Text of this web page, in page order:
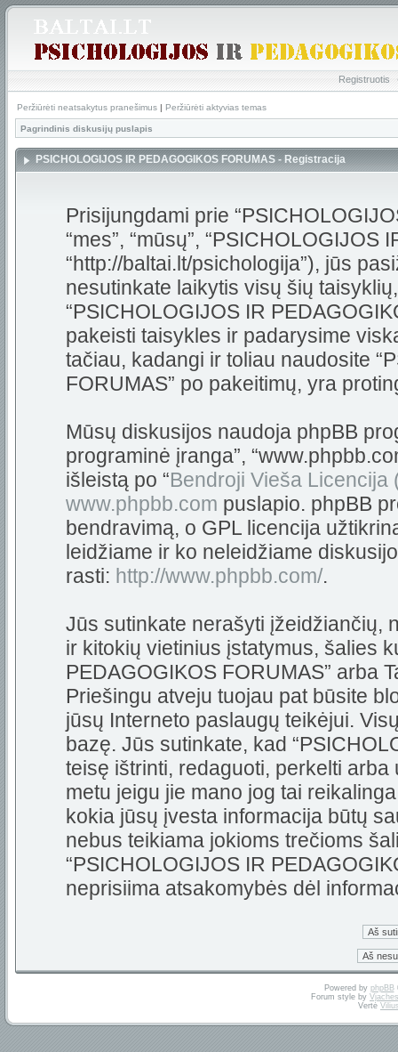
Registruotis
Peržiūrėti neatsakytus pranešimus | Peržiūrėti aktyvias temas
Pagrindinis diskusijų puslapis
PSICHOLOGIJOS IR PEDAGOGIKOS FORUMAS - Registracija
Prisijungdami prie
“mes”, “mūsų”, “PSICHOLOGIJOS
“http://baltai.lt/psichologija”), jūs
nesutinkate laikytis visų šių
“PSICHOLOGIJOS IR
pakeisti taisykles ir padarysime
tačiau, kadangi ir toliau naudosite
FORUMAS” po pakeitimų, yra
Mūsų diskusijos naudoja phpBB
programinė įranga”,
išleistą po “Bendroji Vieša Licencija
www.phpbb.com puslapio. phpBB
bendravimą, o GPL licencija
leidžiame ir ko neleidžiame
rasti: http://www.phpbb.com/.
Jūs sutinkate nerašyti įžeidžiančių,
ir kitokių vietinius įstatymus, šalies
PEDAGOGIKOS FORUMAS” arba
Priešingu atveju tuojau pat būsite
jūsų Interneto paslaugų teikėjui.
bazę. Jūs sutinkate, kad
teisę ištrinti, redaguoti, perkelti
metu jeigu jie mano jog tai
kokia jūsų įvesta informacija būtų
nebus teikiama jokioms trečioms
“PSICHOLOGIJOS IR
neprisiima atsakomybės dėl
Powered by phpBB
Forum style by
Vertė